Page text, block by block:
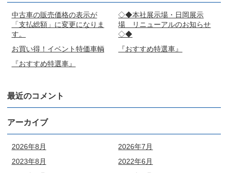
中古車の販売価格の表示が
「支払総額」に変更になりま
す。
◇◆本社展示場・日岡展示
場 リニューアルのお知らせ
◇◆
お買い得！イベント特価車輌
『おすすめ特選車』
『おすすめ特選車』
最近のコメント
アーカイブ
2026年8月
2026年7月
2023年8月
2022年6月